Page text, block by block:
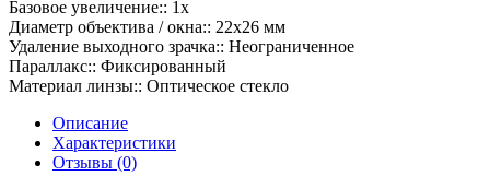
Базовое увеличение:: 1x
Диаметр объектива / окна:: 22x26 мм
Удаление выходного зрачка:: Неограниченное
Параллакс:: Фиксированный
Материал линзы:: Оптическое стекло
Описание
Характеристики
Отзывы (0)